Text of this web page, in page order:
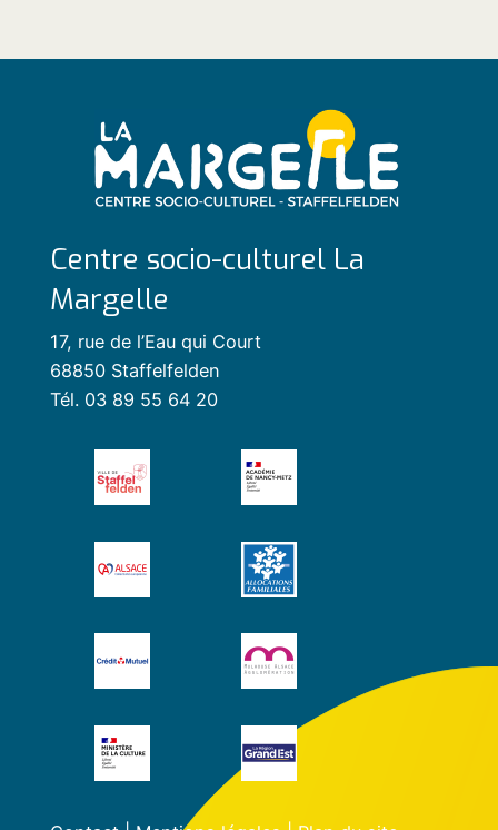
Centre socio-culturel La
Margelle
17, rue de l’Eau qui Court
68850 Staffelfelden
Tél. 03 89 55 64 20